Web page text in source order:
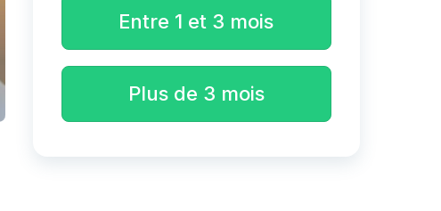
Entre 1 et 3 mois
Plus de 3 mois